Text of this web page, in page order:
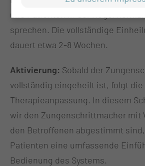
und Patienten in der Regel normal
sprechen. Die vollständige
dauert etwa 2-8 Wochen.
Aktivierung: Sobald der
vollständig eingeheilt ist, folgt
Therapieanpassung. In diesem
wir den Zungenschrittmacher mit
den Betroffenen abgestimmt
Patienten eine umfassende
Bedienung des Systems.